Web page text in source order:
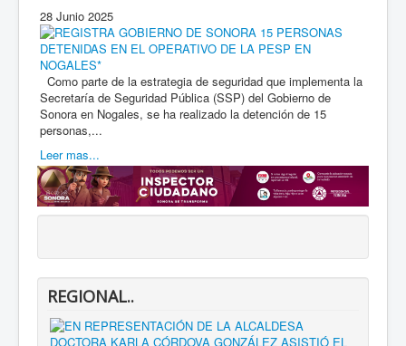
28 Junio 2025
Como parte de la estrategia de seguridad que implementa la
Secretaría de Seguridad Pública (SSP) del Gobierno de
Sonora en Nogales, se ha realizado la detención de 15
personas,...
Leer mas...
REGIONAL..